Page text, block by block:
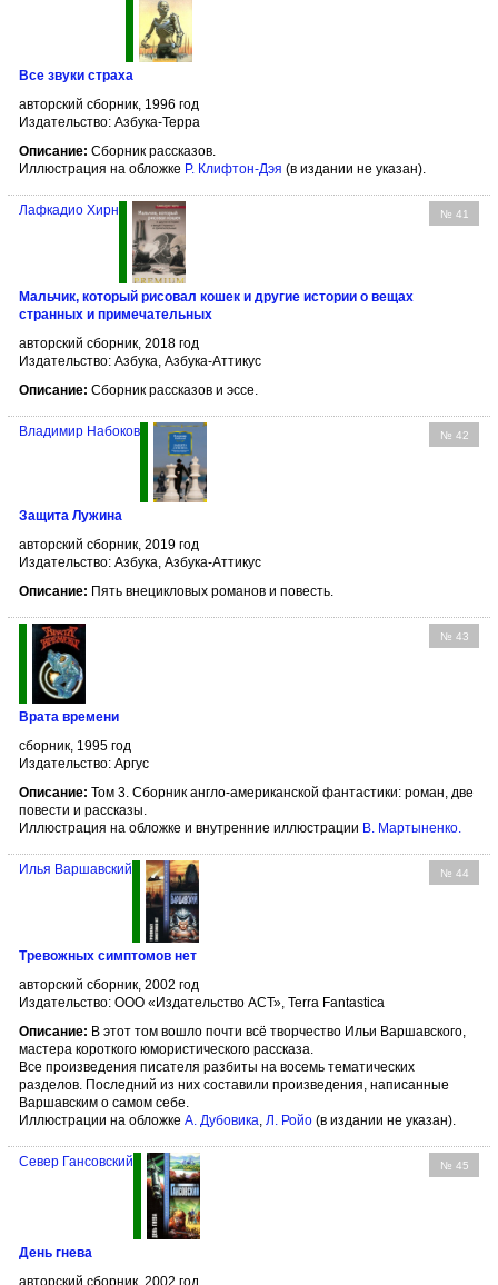
Все звуки страха
авторский сборник, 1996 год
Издательство: Азбука-Терра
Описание: Сборник рассказов.
Иллюстрация на обложке Р. Клифтон-Дэя (в издании не указан).
№ 41
Лафкадио Хирн
Мальчик, который рисовал кошек и другие истории о вещах
странных и примечательных
авторский сборник, 2018 год
Издательство: Азбука, Азбука-Аттикус
Описание: Сборник рассказов и эссе.
№ 42
Владимир Набоков
Защита Лужина
авторский сборник, 2019 год
Издательство: Азбука, Азбука-Аттикус
Описание: Пять внецикловых романов и повесть.
№ 43
Врата времени
сборник, 1995 год
Издательство: Аргус
Описание: Том 3. Сборник англо-американской фантастики: роман, две
повести и рассказы.
Иллюстрация на обложке и внутренние иллюстрации В. Мартыненко
№ 44
Илья Варшавский
Тревожных симптомов нет
авторский сборник, 2002 год
Издательство: ООО «Издательство АСТ», Terra Fantastica
Описание: В этот том вошло почти всё творчество Ильи Варшавского,
мастера короткого юмористического рассказа.
Все произведения писателя разбиты на восемь тематических
разделов. Последний из них составили произведения, написанные
Варшавским о самом себе.
Иллюстрации на обложке А. Дубовика, Л. Ройо (в издании не указан).
№ 45
Север Гансовский
День гнева
авторский сборник, 2002 год